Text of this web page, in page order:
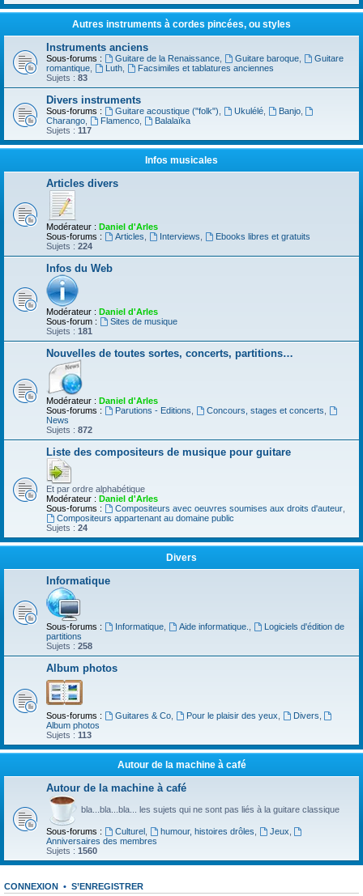
Autres instruments à cordes pincées, ou styles
Instruments anciens
Sous-forums : Guitare de la Renaissance, Guitare baroque,
Guitare
romantique
Luth,
Facsimiles et tablatures anciennes
Sujets : 83
Divers instruments
Sous-forums : Guitare acoustique ("folk") Ukulélé, Banjo,
Charango
Flamenco,
Balalaïka
Sujets : 117
Infos musicales
Articles divers
Modérateur : Daniel d'Arles
Sous-forums :
Articles Interviews
Ebooks libres et gratuits
Sujets : 224
Infos du Web
Modérateur : Daniel d'Arles
Sous-forum :
Sites de musique
Sujets : 181
Nouvelles de toutes sortes, concerts, partitions…
Modérateur : Daniel d'Arles
Sous-forums :
Parutions - Editions Concours, stages et concerts
News
Sujets : 872
Liste des compositeurs de musique pour guitare
Et par ordre alphabétique
Modérateur : Daniel d'Arles
Sous-forums :
Compositeurs avec oeuvres soumises aux droits d'auteur,
Compositeurs appartenant au domaine public
Sujets : 24
Divers
Informatique
Sous-forums : Informatique, Aide informatique.
Logiciels d'édition de
partitions
Sujets : 258
Album photos
Sous-forums : Guitares & Co, Pour le plaisir des yeux Divers
Album photos
Sujets : 113
Autour de la machine à café
Autour de la machine à café
bla...bla...bla... les sujets qui ne sont pas liés à la guitare classique
Sous-forums : Culturel, humour, histoires drôles Jeux
Anniversaires des membres
Sujets : 1560
CONNEXION • S’ENREGISTRER